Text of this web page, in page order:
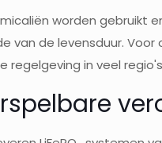
worden
de levensduur.
in veel